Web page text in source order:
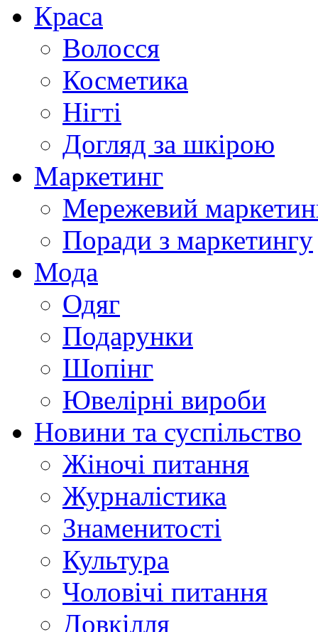
Краса
Волосся
Косметика
Нігті
Догляд за шкірою
Маркетинг
Мережевий
Поради з маркетингу
Мода
Одяг
Подарунки
Шопінг
Ювелірні вироби
Новини та суспільство
Жіночі питання
Журналістика
Знаменитості
Культура
Чоловічі питання
Довкілля